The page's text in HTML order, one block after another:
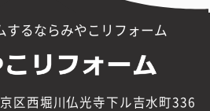
するならみやこリフォーム
区西堀川仏光寺下ル吉水町336